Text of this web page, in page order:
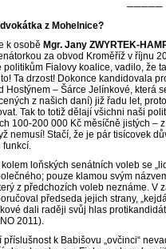
─────
z Mohelnice?
k osobě Mgr. Jany ZWYRTEK-
za obvod Kroměříž v říjnu
politikům Fialovy koalice, vadilo, že
Ta drzost! Dokonce kandidovala
Hostýnem – Šárce Jelínkové, která
z našich daní) již řadu let,
Tak to totiž dělají všichni naši
100-200 000 Kč měsíčně jistých –
nemusí! Stačí, že je pár tisícovek
funkcí.
loňských senátních voleb se
pouze klamou svým
z předchozích voleb neznáme. V
předseda jejich strany,
dali raději svůj hlas
2011).
příslušnost k Babišovu „ovčinci“